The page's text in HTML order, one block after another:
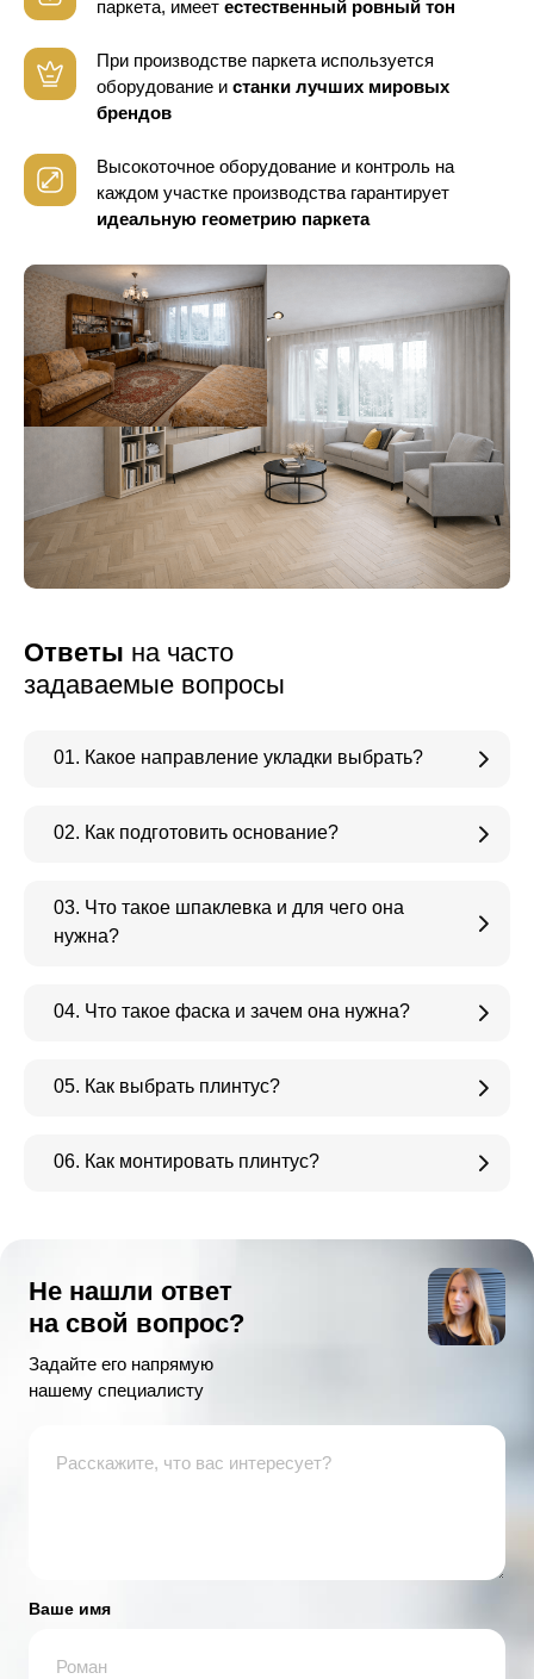
паркета, имеет естественный ровный тон
При производстве паркета используется
оборудование и станки лучших мировых
брендов
Высокоточное оборудование и контроль на
каждом участке производства гарантирует
идеальную геометрию паркета
Ответы на часто
задаваемые вопросы
01. Какое направление укладки выбрать?
02. Как подготовить основание?
03. Что такое шпаклевка и для чего она
нужна?
04. Что такое фаска и зачем она нужна?
05. Как выбрать плинтус?
06. Как монтировать плинтус?
Не нашли ответ
на свой вопрос?
Задайте его напрямую
нашему специалисту
Ваше имя